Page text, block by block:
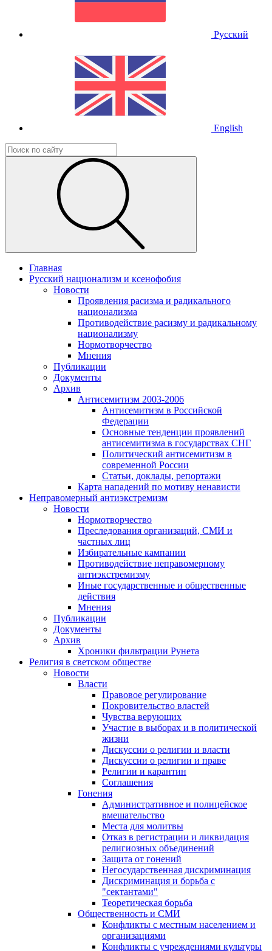
Русский
English
Главная
Русский национализм и ксенофобия
Новости
Проявления расизма и радикального
национализма
Противодействие расизму и радикальному
национализму
Нормотворчество
Мнения
Публикации
Документы
Архив
Антисемитизм 2003-2006
Антисемитизм в Российской
Федерации
Основные тенденции проявлений
антисемитизма в государствах СНГ
Политический антисемитизм в
современной России
Статьи, доклады, репортажи
Карта нападений по мотиву ненависти
Неправомерный антиэкстремизм
Новости
Нормотворчество
Преследования организаций, СМИ и
частных лиц
Избирательные кампании
Противодействие неправомерному
антиэкстремизму
Иные государственные и общественные
действия
Мнения
Публикации
Документы
Архив
Хроники фильтрации Рунета
Религия в светском обществе
Новости
Власти
Правовое регулирование
Покровительство властей
Чувства верующих
Участие в выборах и в политической
жизни
Дискуссии о религии и власти
Дискуссии о религии и праве
Религии и карантин
Соглашения
Гонения
Административное и полицейское
вмешательство
Места для молитвы
Отказ в регистрации и ликвидация
религиозных объединений
Защита от гонений
Негосударственная дискриминация
Дискриминация и борьба с
"сектантами"
Теоретическая борьба
Общественность и СМИ
Конфликты с местным населением и
организациями
Конфликты с учреждениями культуры